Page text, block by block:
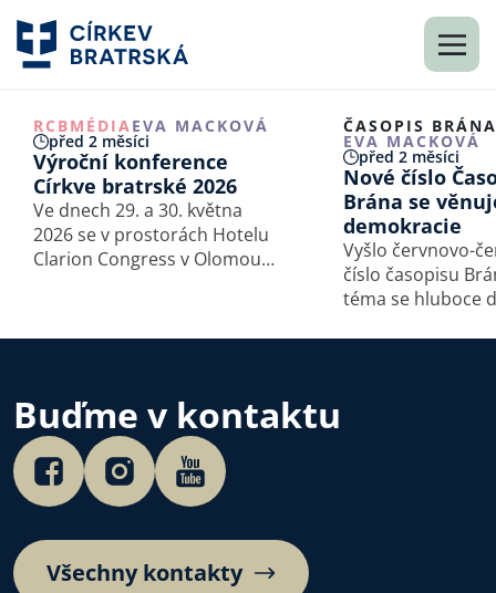
RCBMÉDIAEVA MACKOVÁ
před 2 měsíci
Výroční konference
Církve bratrské 2026
Ve dnech 29. a 30. května
2026 se v prostorách Hotelu
Clarion Congress v Olomouci
ČASOPIS BRÁNA
EVA MACKOVÁ
před 2 měsíci
Nové číslo
Brána se
demokracie
Vyšlo červnovo-
číslo časopisu
téma se hluboce
Buďme v kontaktu
Všechny kontakty